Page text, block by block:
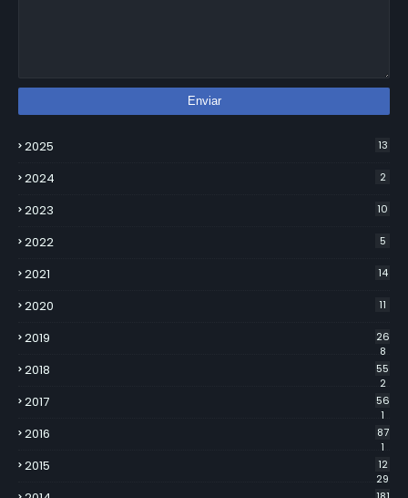
2025 13
2024 2
2023 10
2022 5
2021 14
2020 11
2019
26
8
2018
55
2
2017
56
1
2016
87
1
2015
12
29